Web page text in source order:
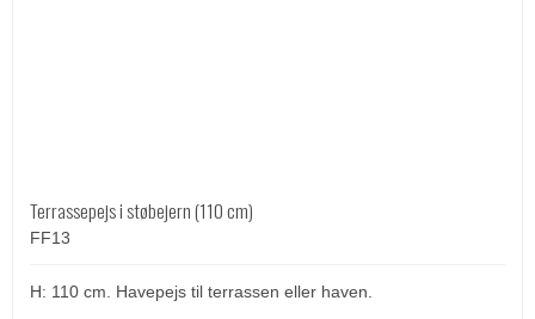
Terrassepejs i støbejern (110 cm)
FF13
H: 110 cm. Havepejs til terrassen eller haven.